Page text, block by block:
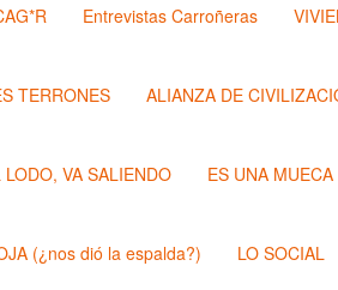
Entrevistas Carroñeras
TERRONES ALIANZA DE
VA SALIENDO ES UNA MUECA
(¿nos dió la espalda?) LO SOCIAL